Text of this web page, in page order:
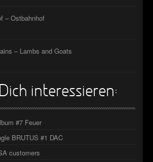
– Ostbahnhof
– Lambs and Goats
interessieren:
#7 Feuer
BRUTUS #1 DAC
customers